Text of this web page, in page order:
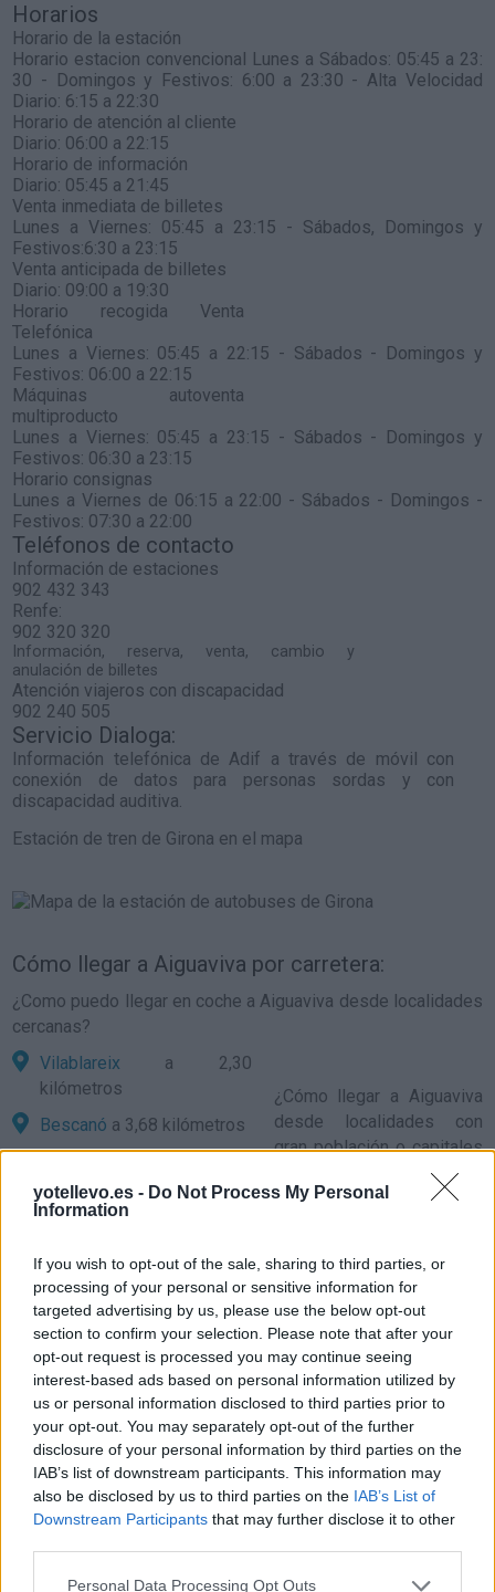
yotellevo.es - Do Not Process My Personal
Information
If you wish to opt-out of the sale, sharing to third parties, or
processing of your personal or sensitive information for
targeted advertising by us, please use the below opt-out
section to confirm your selection. Please note that after your
opt-out request is processed you may continue seeing
interest-based ads based on personal information utilized by
us or personal information disclosed to third parties prior to
your opt-out. You may separately opt-out of the further
disclosure of your personal information by third parties on the
IAB’s list of downstream participants. This information may
also be disclosed by us to third parties on the IAB’s List of
Downstream Participants that may further disclose it to other
Personal Data Processing Opt Outs
Horarios
Horario de la estación
Horario estacion convencional Lunes a Sábados: 05:45 a 23:
30 - Domingos y Festivos: 6:00 a 23:30 - Alta Velocidad
Diario: 6:15 a 22:30
Horario de atención al cliente
Diario: 06:00 a 22:15
Horario de información
Diario: 05:45 a 21:45
Venta inmediata de billetes
Lunes a Viernes: 05:45 a 23:15 - Sábados, Domingos y
Festivos:6:30 a 23:15
Venta anticipada de billetes
Diario: 09:00 a 19:30
Horario recogida Venta
Telefónica
Lunes a Viernes: 05:45 a 22:15 - Sábados - Domingos y
Festivos: 06:00 a 22:15
Máquinas autoventa
multiproducto
Lunes a Viernes: 05:45 a 23:15 - Sábados - Domingos y
Festivos: 06:30 a 23:15
Horario consignas
Lunes a Viernes de 06:15 a 22:00 - Sábados - Domingos -
Festivos: 07:30 a 22:00
Teléfonos de contacto
Información de estaciones
902 432 343
Renfe:
902 320 320
Información, reserva, venta, cambio y
anulación de billetes
Atención viajeros con discapacidad
902 240 505
Servicio Dialoga:
Información telefónica de Adif a través de móvil con
conexión de datos para personas sordas y con
discapacidad auditiva.
Estación de tren de Girona en el mapa
Cómo llegar a Aiguaviva por carretera:
¿Como puedo llegar en coche a Aiguaviva desde localidades
cercanas?
Vilablareix a 2,30
kilómetros
Bescanó a 3,68 kilómetros
kilómetros
Salta 4,78 kilómetros
Vilobi dOnyara 5,82
kilómetros
Sant Gregoria 5,92
kilómetros
Riudellots de la Selvaa
6,07 kilómetros
Quarta 6,56 kilómetros
Campllonga 7,40
kilómetros
¿ Cómo llegar a Aiguaviva
desde localidades con
gran población o capitales
Gironaa 7,08 kilómetros
llegar a Aiguaviva
Precios de la
gasolina en Aiguaviva